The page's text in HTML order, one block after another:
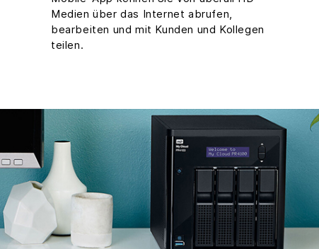
Medien über das Internet abrufen,
bearbeiten und mit Kunden und Kollegen
teilen.